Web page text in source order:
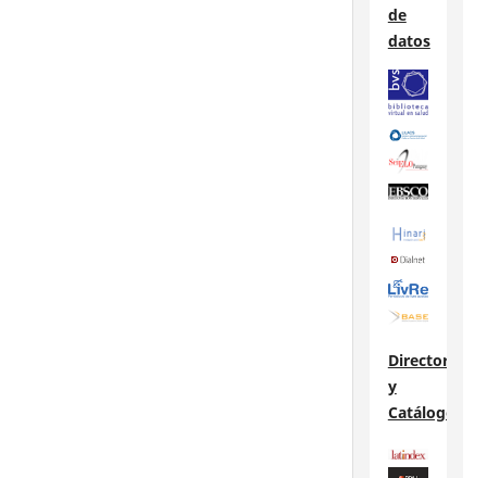
de
datos
Directorios
y
Catálogos